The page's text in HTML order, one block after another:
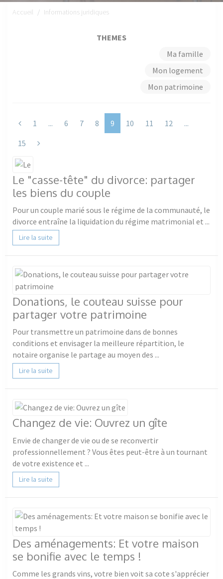
Accueil Informations juridiques
THEMES
Ma famille
Mon logement
Mon patrimoine
Previous
1 ... 6 7 8 9 10 11 12
...
15
Le "casse-tête" du divorce: partager
les biens du couple
Pour un couple marié sous le régime de la communauté, le
divorce entraîne la liquidation du régime matrimonial et ...
Lire la suite
Donations, le couteau suisse pour
partager votre patrimoine
Pour transmettre un patrimoine dans de bonnes
conditions et envisager la meilleure répartition, le
notaire organise le partage au moyen des ...
Lire la suite
Changez de vie: Ouvrez un gîte
Envie de changer de vie ou de se reconvertir
professionnellement ? Vous êtes peut-être à un tournant
de votre existence et ...
Lire la suite
Des aménagements: Et votre maison
se bonifie avec le temps !
Comme les grands vins, votre bien voit sa cote s'apprécier